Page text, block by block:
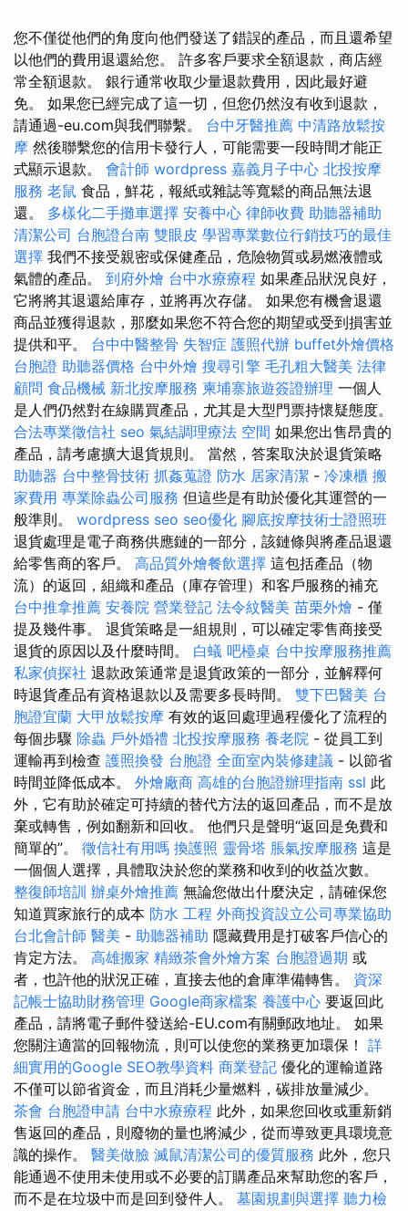
您不僅從他們的角度向他們發送了錯誤的產品，而且還希望
以他們的費用退還給您。 許多客戶要求全額退款，商店經
常全額退款。 銀行通常收取少量退款費用，因此最好避
免。 如果您已經完成了這一切，但您仍然沒有收到退款，
請通過-eu.com與我們聯繫。 台中牙醫推薦 中清路放鬆按
摩 然後聯繫您的信用卡發行人，可能需要一段時間才能正
式顯示退款。 會計師 wordpress 嘉義月子中心 北投按摩
服務 老鼠 食品，鮮花，報紙或雜誌等寬鬆的商品無法退
還。 多樣化二手攤車選擇 安養中心 律師收費 助聽器補助
清潔公司 台胞證台南 雙眼皮 學習專業數位行銷技巧的最佳
選擇 我們不接受親密或保健產品，危險物質或易燃液體或
氣體的產品。 到府外燴 台中水療療程 如果產品狀況良好，
它將將其退還給庫存，並將再次存儲。 如果您有機會退還
商品並獲得退款，那麼如果您不符合您的期望或受到損害並
提供和平。 台中中醫整骨 失智症 護照代辦 buffet外燴價格
台胞證 助聽器價格 台中外燴 搜尋引擎 毛孔粗大醫美 法律
顧問 食品機械 新北按摩服務 柬埔寨旅遊簽證辦理 一個人
是人們仍然對在線購買產品，尤其是大型門票持懷疑態度。
合法專業徵信社 seo 氣結調理療法 空間 如果您出售昂貴的
產品，請考慮擴大退貨規則。 當然，答案取決於退貨策略
助聽器 台中整骨技術 抓姦蒐證 防水 居家清潔 - 冷凍櫃 搬
家費用 專業除蟲公司服務 但這些是有助於優化其運營的一
般準則。 wordpress seo seo優化 腳底按摩技術士證照班
退貨處理是電子商務供應鏈的一部分，該鏈條與將產品退還
給零售商的客戶。 高品質外燴餐飲選擇 這包括產品（物
流）的返回，組織和產品（庫存管理）和客戶服務的補充
台中推拿推薦 安養院 營業登記 法令紋醫美 苗栗外燴 - 僅
提及幾件事。 退貨策略是一組規則，可以確定零售商接受
退貨的原因以及什麼時間。 白蟻 吧檯桌 台中按摩服務推薦
私家偵探社 退款政策通常是退貨政策的一部分，並解釋何
時退貨產品有資格退款以及需要多長時間。 雙下巴醫美 台
胞證宜蘭 大甲放鬆按摩 有效的返回處理過程優化了流程的
每個步驟 除蟲 戶外婚禮 北投按摩服務 養老院 - 從員工到
運輸再到檢查 護照換發 台胞證 全面室內裝修建議 - 以節省
時間並降低成本。 外燴廠商 高雄的台胞證辦理指南 ssl 此
外，它有助於確定可持續的替代方法的返回產品，而不是放
棄或轉售，例如翻新和回收。 他們只是聲明“返回是免費和
簡單的”。 徵信社有用嗎 換護照 靈骨塔 脹氣按摩服務 這是
一個個人選擇，具體取決於您的業務和收到的收益次數。
整復師培訓 辦桌外燴推薦 無論您做出什麼決定，請確保您
知道買家旅行的成本 防水 工程 外商投資設立公司專業協助
台北會計師 醫美 - 助聽器補助 隱藏費用是打破客戶信心的
肯定方法。 高雄搬家 精緻茶會外燴方案 台胞證過期 或
者，也許他的狀況正確，直接去他的倉庫準備轉售。 資深
記帳士協助財務管理 Google商家檔案 養護中心 要返回此
產品，請將電子郵件發送給-EU.com有關郵政地址。 如果
您關注適當的回報物流，則可以使您的業務更加環保！ 詳
細實用的Google SEO教學資料 商業登記 優化的運輸道路
不僅可以節省資金，而且消耗少量燃料，碳排放量減少。
茶會 台胞證申請 台中水療療程 此外，如果您回收或重新銷
售返回的產品，則廢物的量也將減少，從而導致更具環境意
識的操作。 醫美做臉 滅鼠清潔公司的優質服務 此外，您只
能通過不使用未使用或不必要的訂購產品來幫助您的客戶，
而不是在垃圾中而是回到發件人。 墓園規劃與選擇 聽力檢